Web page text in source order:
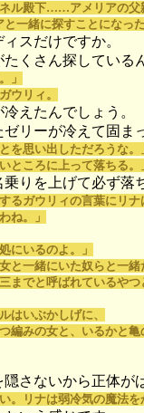
殿下……アメリアの父親
一緒に探すことになった
スだけですか。
くさん探してい
」
ウリィ。
えたんでしょう。
リーが冷えて固
思い出しただろうな。
ところに上って落ちる。
りを上げて必ず落
ガウリィの言葉にリナ
ね。」
にいるのよ。」
一緒にいた奴らと一緒
でと呼ばれているやつ
いぶかしげに、
みの女と、いるかと亀
さないから正体が
リナは弱冷気の魔法を